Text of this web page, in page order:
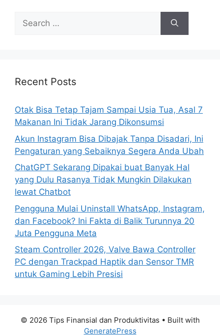
h
r
:
Recent Posts
Otak Bisa Tetap Tajam Sampai Usia Tua, Asal 7
Makanan Ini Tidak Jarang Dikonsumsi
Akun Instagram Bisa Dibajak Tanpa Disadari, Ini
Pengaturan yang Sebaiknya Segera Anda Ubah
ChatGPT Sekarang Dipakai buat Banyak Hal
yang Dulu Rasanya Tidak Mungkin Dilakukan
lewat Chatbot
Pengguna Mulai Uninstall WhatsApp, Instagram,
dan Facebook? Ini Fakta di Balik Turunnya 20
Juta Pengguna Meta
Steam Controller 2026, Valve Bawa Controller
PC dengan Trackpad Haptik dan Sensor TMR
untuk Gaming Lebih Presisi
© 2026 Tips Finansial dan Produktivitas • Built with
GeneratePress